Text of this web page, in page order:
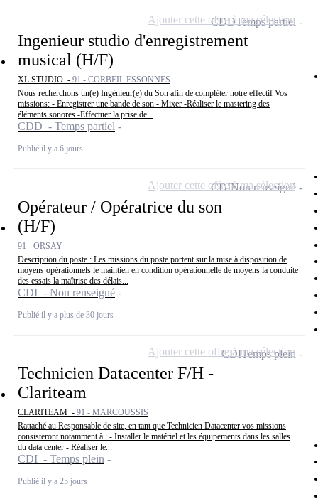
Ingenieur studio d'enregistrement
musical (H/F)
XL STUDIO - 91 - CORBEIL ESSONNES
Nous recherchons un(e) Ingénieur(e) du Son afin de compléter notre effectif Vos
missions: - Enregistrer une bande de son - Mixer -Réaliser le mastering des
éléments sonores -Effectuer la prise de...
CDD - Temps partiel
Publié il y a 6 jours
CDDTemps partiel
Ajouter cette offre à ma sélection
Opérateur / Opératrice du son
(H/F)
91 - ORSAY
Description du poste : Les missions du poste portent sur la mise à disposition de
moyens opérationnels le maintien en condition opérationnelle de moyens la conduite
des essais la maîtrise des délais...
CDI - Non renseigné
Publié il y a plus de 30 jours
CDINon renseigné
Ajouter cette offre à ma sélection
Technicien Datacenter F/H -
Clariteam
CLARITEAM - 91 - MARCOUSSIS
Rattaché au Responsable de site, en tant que Technicien Datacenter vos missions
consisteront notamment à : - Installer le matériel et les équipements dans les salles
du data center - Réaliser le...
CDI - Temps plein
Publié il y a 25 jours
CDITemps plein
Ajouter cette offre à ma sélection